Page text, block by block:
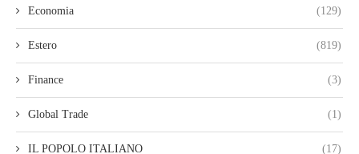
Economia (129)
Estero (819)
Finance (3)
Global Trade (1)
IL POPOLO ITALIANO (17)